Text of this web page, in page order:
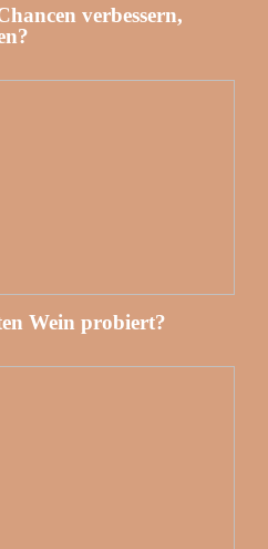
verbessern,
Wein probiert?